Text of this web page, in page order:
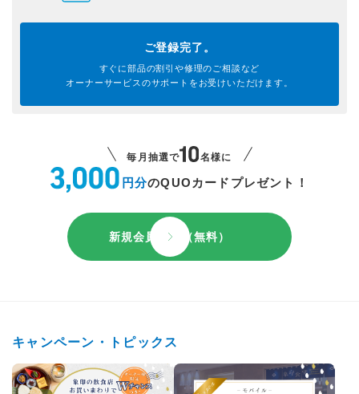
ご登録完了。
すぐに部品の割引や修理のご相談など
オーナーサービスのサポートを お受けいただけます。
毎月抽選で 名様に
円分のQUOカードプレゼント！
新規会員登録（無料）
キャンペーン・トピックス